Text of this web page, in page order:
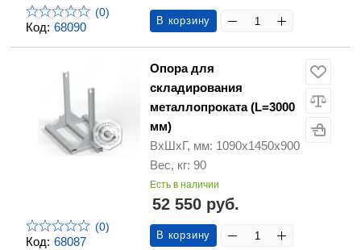
Код: 68090
(0)
В корзину
Код: 68087
(0)
Опора для
складирования
металлопроката (L=3000
мм)
ВхШхГ, мм: 1090х1450х900
Вес, кг: 90
Есть в наличии
52 550 руб.
В корзину